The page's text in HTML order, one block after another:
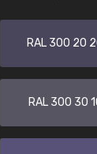
RAL 300 20
RAL 300 30